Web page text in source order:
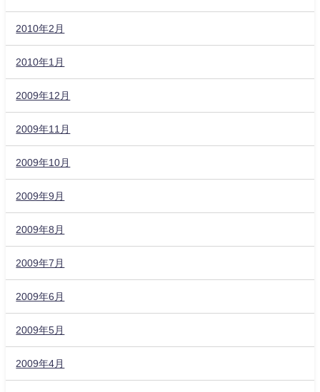
2010年2月
2010年1月
2009年12月
2009年11月
2009年10月
2009年9月
2009年8月
2009年7月
2009年6月
2009年5月
2009年4月